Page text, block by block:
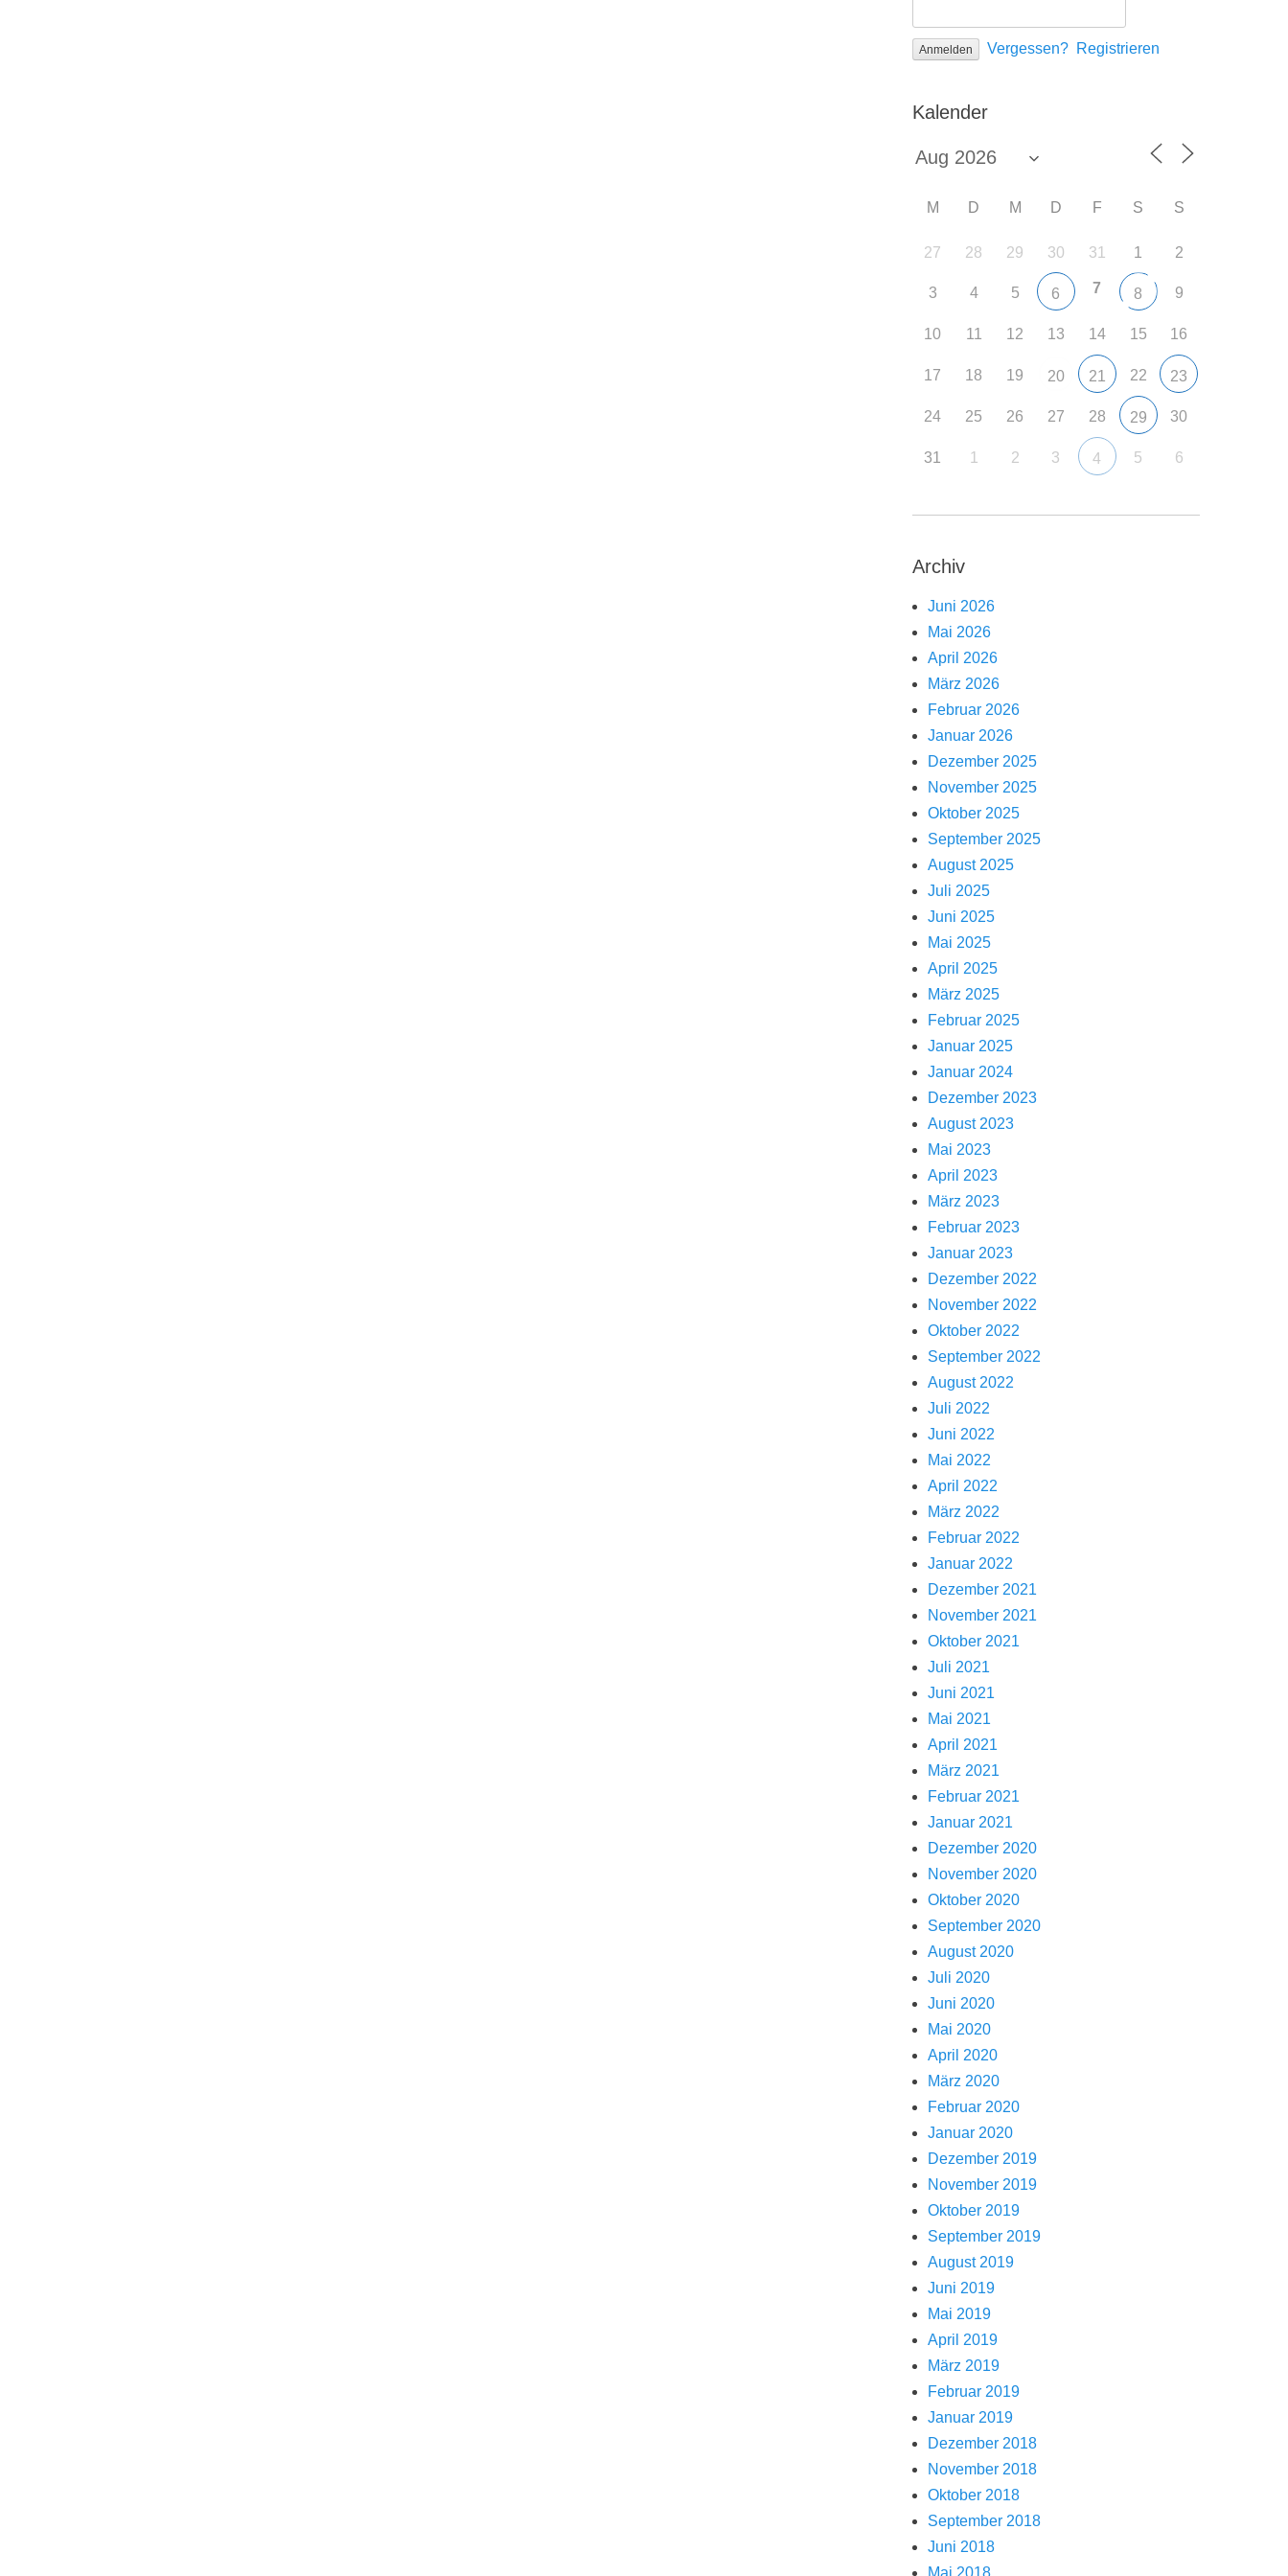
Vergessen? Registrieren
Kalender
M D M D F S S
27 28 29 30 31 1 2
3 4 5 6 7 8 9
10 11 12 13 14 15 16
17 18 19 20 21 22 23
24 25 26 27 28 29 30
31 1 2 3 4 5 6
Archiv
Juni 2026
Mai 2026
April 2026
März 2026
Februar 2026
Januar 2026
Dezember 2025
November 2025
Oktober 2025
September 2025
August 2025
Juli 2025
Juni 2025
Mai 2025
April 2025
März 2025
Februar 2025
Januar 2025
Januar 2024
Dezember 2023
August 2023
Mai 2023
April 2023
März 2023
Februar 2023
Januar 2023
Dezember 2022
November 2022
Oktober 2022
September 2022
August 2022
Juli 2022
Juni 2022
Mai 2022
April 2022
März 2022
Februar 2022
Januar 2022
Dezember 2021
November 2021
Oktober 2021
Juli 2021
Juni 2021
Mai 2021
April 2021
März 2021
Februar 2021
Januar 2021
Dezember 2020
November 2020
Oktober 2020
September 2020
August 2020
Juli 2020
Juni 2020
Mai 2020
April 2020
März 2020
Februar 2020
Januar 2020
Dezember 2019
November 2019
Oktober 2019
September 2019
August 2019
Juni 2019
Mai 2019
April 2019
März 2019
Februar 2019
Januar 2019
Dezember 2018
November 2018
Oktober 2018
September 2018
Juni 2018